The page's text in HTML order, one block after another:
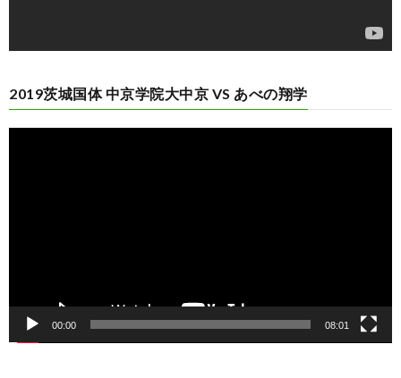
2019茨城国体 中京学院大中京 VS あべの翔学
動
00:00 08:01